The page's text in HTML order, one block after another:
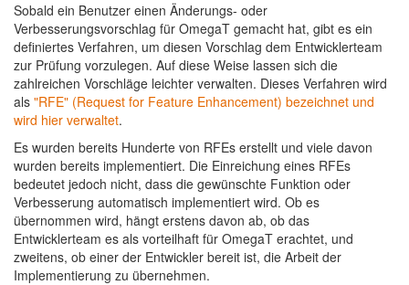
Sobald ein Benutzer einen Änderungs- oder
Verbesserungsvorschlag für OmegaT gemacht hat, gibt es ein
definiertes Verfahren, um diesen Vorschlag dem Entwicklerteam
zur Prüfung vorzulegen. Auf diese Weise lassen sich die
zahlreichen Vorschläge leichter verwalten. Dieses Verfahren wird
als "RFE" (Request for Feature Enhancement) bezeichnet und
wird hier verwaltet.
Es wurden bereits Hunderte von RFEs erstellt und viele davon
wurden bereits implementiert. Die Einreichung eines RFEs
bedeutet jedoch nicht, dass die gewünschte Funktion oder
Verbesserung automatisch implementiert wird. Ob es
übernommen wird, hängt erstens davon ab, ob das
Entwicklerteam es als vorteilhaft für OmegaT erachtet, und
zweitens, ob einer der Entwickler bereit ist, die Arbeit der
Implementierung zu übernehmen.